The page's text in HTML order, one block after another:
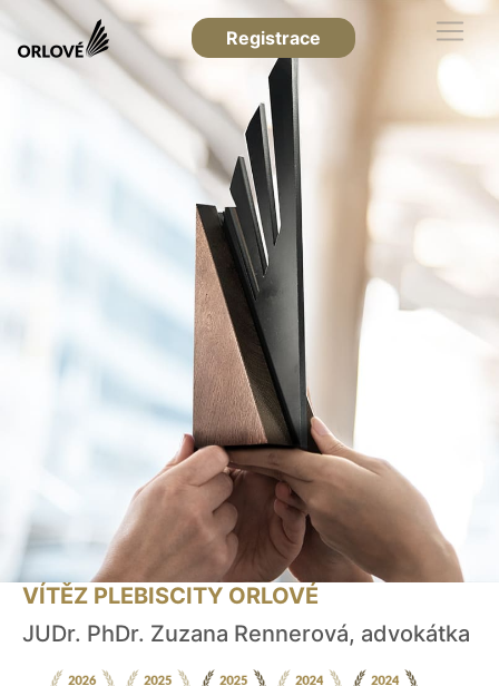
Registrace
VÍTĚZ PLEBISCITY ORLOVÉ
JUDr. PhDr. Zuzana Rennerová, advokátka